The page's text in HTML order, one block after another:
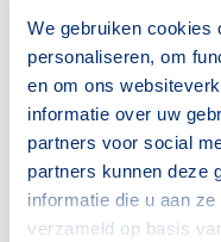
We gebruiken cookies
personaliseren, om
en om ons
informatie over uw
partners voor social
partners kunnen deze
informatie die u aan
verzameld op basis
nog maar als de
woning niet hoger
moment kun je
hypotheek onder
de waarde van de